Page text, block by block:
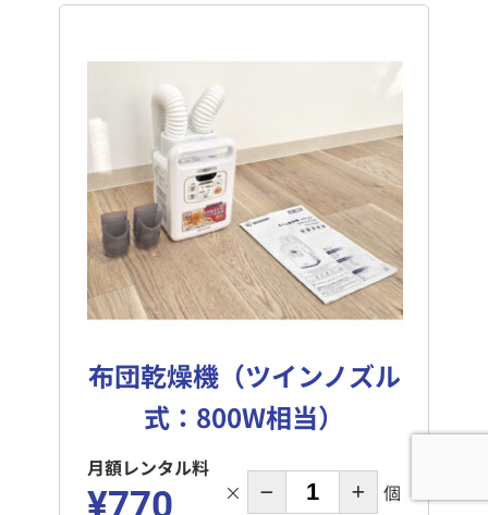
布団乾燥機（ツインノズル
式：800W相当）
月額レンタル料
¥770 × 個